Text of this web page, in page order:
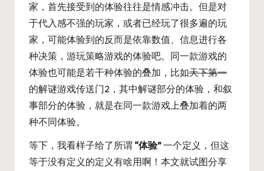
家，首先接受到的体验往往是情感冲击。但是对
于代入感不强的玩家，或者已经玩了很多遍的玩
家，可能体验到的反而是依靠数值、信息进行各
种决策，游玩策略游戏的体验吧。同一款游戏的
体验也可能是若干种体验的叠加，比如天下第一
的解谜游戏传送门2，其中解谜部分的体验，和叙
事部分的体验，就是在同一款游戏上叠加着的两
种不同体验。
等下，我看样子给了所谓 “体验”一个定义，但这
等于没有定义的定义有啥用啊！本文就试图分享